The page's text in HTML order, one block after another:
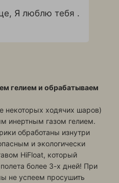
Я люблю тебя .
гелием и обрабатываем
некоторых ходячих шаров)
инертным газом гелием.
обработаны изнутри
и экологически
HiFloat, который
более 3-х дней! При
не успеем просушить